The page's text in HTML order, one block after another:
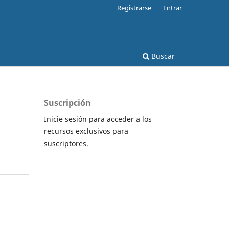
Buscar
Registrarse Entrar
Suscripción
Inicie sesión para acceder a los
recursos exclusivos para
suscriptores.